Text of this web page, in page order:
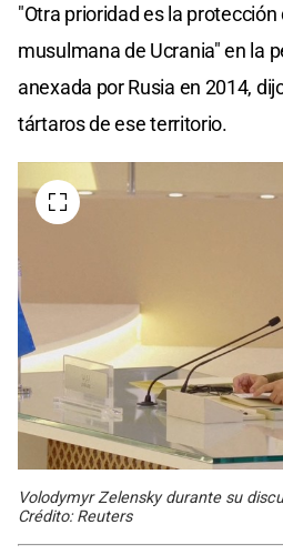
"Otra prioridad es la
musulmana de Ucrania" en la
anexada por Rusia en 2014,
tártaros de ese territorio.
Volodymyr Zelensky durante su
Crédito: Reuters